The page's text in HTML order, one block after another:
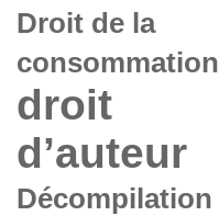
Droit de la
consommation
droit
d’auteur
Décompilation